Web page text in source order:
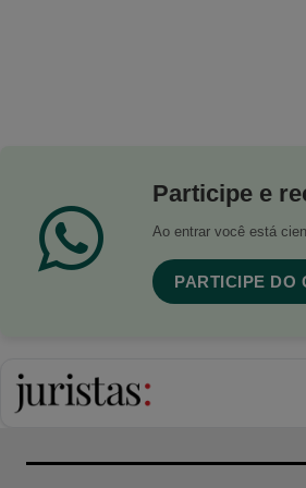
Participe e
Ao entrar você está
PARTICIPE DO